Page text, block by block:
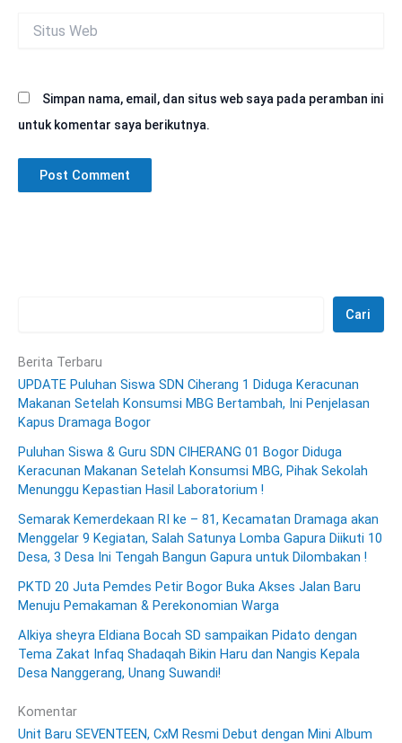
Web
Simpan nama, email, dan situs web saya pada peramban ini
untuk komentar saya berikutnya.
Cari
Berita Terbaru
UPDATE Puluhan Siswa SDN Ciherang 1 Diduga Keracunan
Makanan Setelah Konsumsi MBG Bertambah, Ini Penjelasan
Kapus Dramaga Bogor
Puluhan Siswa & Guru SDN CIHERANG 01 Bogor Diduga
Keracunan Makanan Setelah Konsumsi MBG, Pihak Sekolah
Menunggu Kepastian Hasil Laboratorium !
Semarak Kemerdekaan RI ke – 81, Kecamatan Dramaga akan
Menggelar 9 Kegiatan, Salah Satunya Lomba Gapura Diikuti 10
Desa, 3 Desa Ini Tengah Bangun Gapura untuk Dilombakan !
PKTD 20 Juta Pemdes Petir Bogor Buka Akses Jalan Baru
Menuju Pemakaman & Perekonomian Warga
Alkiya sheyra Eldiana Bocah SD sampaikan Pidato dengan
Tema Zakat Infaq Shadaqah Bikin Haru dan Nangis Kepala
Desa Nanggerang, Unang Suwandi!
Komentar
Unit Baru SEVENTEEN, CxM Resmi Debut dengan Mini Album